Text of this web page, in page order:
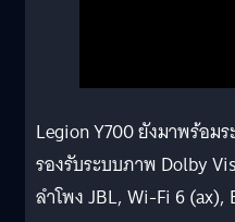
Legion Y700 ยังมาพร้อม
รองรับระบบภาพ Dolby
ลำโพง JBL, Wi-Fi 6